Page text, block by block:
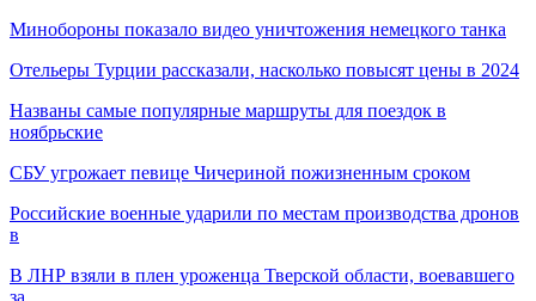
Минобороны показало видео уничтожения немецкого танка
Отельеры Турции рассказали, насколько повысят цены в 2024
Названы самые популярные маршруты для поездок в
ноябрьские
СБУ угрожает певице Чичериной пожизненным сроком
Российские военные ударили по местам производства дронов
в
В ЛНР взяли в плен уроженца Тверской области, воевавшего
за